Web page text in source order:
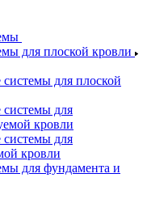
для плоской кровли
для плоской
для
кровли
для
кровли
для фундамента и